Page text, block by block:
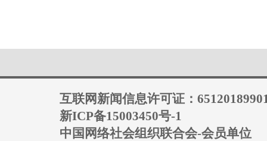
互联网新闻信息许可证：
新ICP备15003450号-1
中国网络社会组织联合会-会员单位